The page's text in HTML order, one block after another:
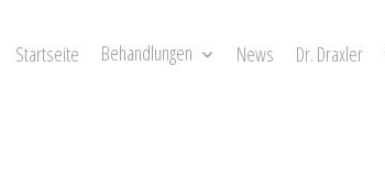
Startseite Behandlungen News Dr. Draxler